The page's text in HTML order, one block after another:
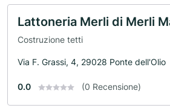
Lattoneria Merli di Merli
Costruzione tetti
Via F. Grassi, 4, 29028 Ponte dell'Olio
0.0 (0 Recensione)